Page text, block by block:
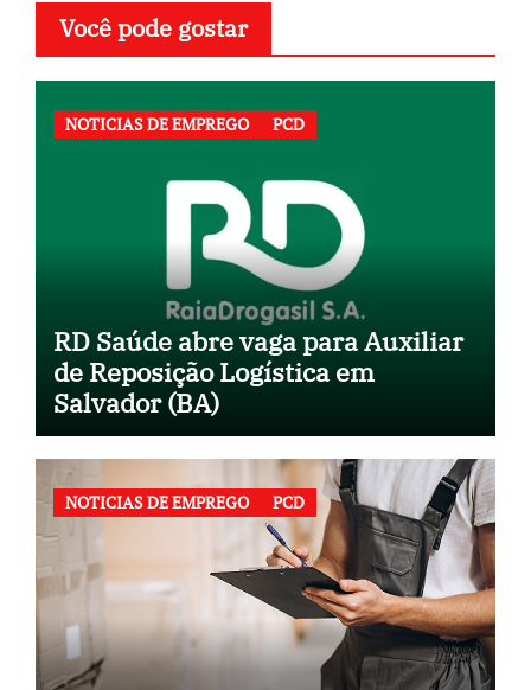
Você pode gostar
NOTICIAS DE EMPREGO PCD
RD Saúde abre vaga para Auxiliar
de Reposição Logística em
Salvador (BA)
NOTICIAS DE EMPREGO PCD